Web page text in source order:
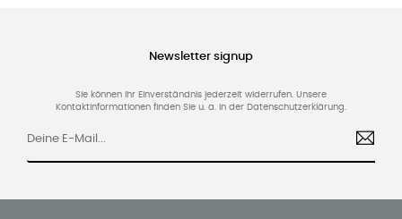
Newsletter signup
Sie können Ihr Einverständnis jederzeit widerrufen. Unsere
Kontaktinformationen finden Sie u. a. in der Datenschutzerklärung.